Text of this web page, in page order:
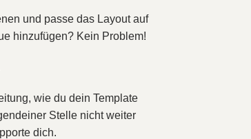
und passe das Layout auf
hinzufügen? Kein Problem!
wie du dein Template
Stelle nicht weiter
dich.